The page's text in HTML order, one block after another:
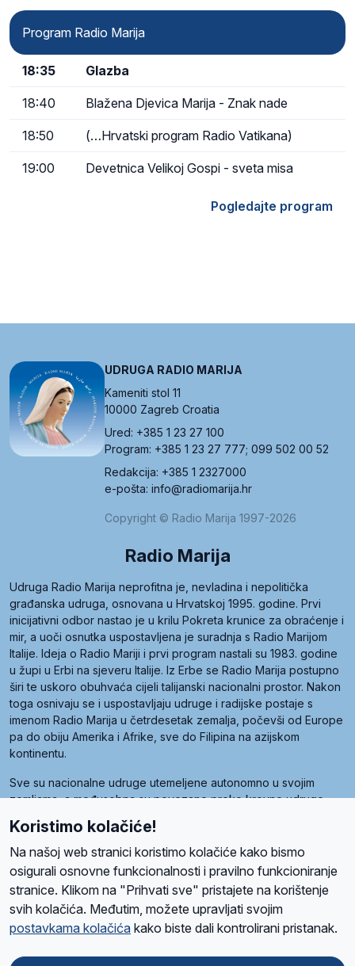
Program Radio Marija
18:35 Glazba
18:40 Blažena Djevica Marija - Znak nade
18:50 (…Hrvatski program Radio Vatikana)
19:00 Devetnica Velikoj Gospi - sveta misa
Pogledajte program
UDRUGA RADIO MARIJA
Kameniti stol 11
10000 Zagreb Croatia
Ured: +385 1 23 27 100
Program: +385 1 23 27 777; 099 502 00 52
Redakcija: +385 1 2327000
e-pošta: info@radiomarija.hr
Copyright © Radio Marija 1997-2026
Radio Marija
Udruga Radio Marija neprofitna je, nevladina i nepolitička
građanska udruga, osnovana u Hrvatskoj 1995. godine. Prvi
inicijativni odbor nastao je u krilu Pokreta krunice za obraćenje i
mir, a uoči osnutka uspostavljena je suradnja s Radio Marijom
Italije. Ideja o Radio Mariji i prvi program nastali su 1983. godine
u župi u Erbi na sjeveru Italije. Iz Erbe se Radio Marija postupno
širi te uskoro obuhvaća cijeli talijanski nacionalni prostor. Nakon
toga osnivaju se i uspostavljaju udruge i radijske postaje s
imenom Radio Marija u četrdesetak zemalja, počevši od Europe
pa do obiju Amerika i Afrike, sve do Filipina na azijskom
kontinentu.
Sve su nacionalne udruge utemeljene autonomno u svojim
zemljama, a međusobna su povezane preko krovne udruge
Radio Maria). Svjetsku obitelj utemeljilo je sedam članica, među
kojima je i hrvatska Udruga Radio Marija.
O namaRadio ProgramVolonteriPrijateljiKontaktPravila privatnosti
Ova stranica je zaštićena Google reCAPTCHA sustavom
Koristimo kolačiće!
Na našoj web stranici koristimo kolačiće kako bismo
osigurali osnovne funkcionalnosti i pravilno funkcioniranje
stranice. Klikom na "Prihvati sve" pristajete na korištenje
svih kolačića. Međutim, možete upravljati svojim
postavkama kolačića kako biste dali kontrolirani pristanak.